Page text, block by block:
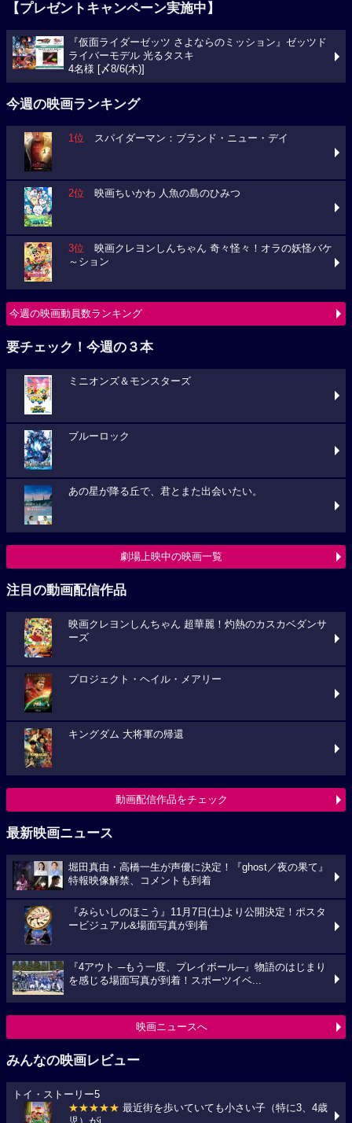
【プレゼントキャンペーン実施中】
『仮面ライダーゼッツ さよならのミッション』ゼッツド
ライバーモデル 光るタスキ
4名様 [〆8/6(木)]
今週の映画ランキング
1位 スパイダーマン：ブランド・ニュー・デイ
2位 映画ちいかわ 人魚の島のひみつ
3位 映画クレヨンしんちゃん 奇々怪々！オラの妖怪バケ
～ション
今週の映画動員数ランキング
要チェック！今週の３本
ミニオンズ＆モンスターズ
ブルーロック
あの星が降る丘で、君とまた出会いたい。
劇場上映中の映画一覧
注目の動画配信作品
映画クレヨンしんちゃん 超華麗！灼熱のカスカベダンサ
ーズ
プロジェクト・ヘイル・メアリー
キングダム 大将軍の帰還
動画配信作品をチェック
最新映画ニュース
堀田真由・高橋一生が声優に決定！『ghost／夜の果て』
特報映像解禁、コメントも到着
『みらいしのほこう』11月7日(土)より公開決定！ポスタ
ービジュアル&場面写真が到着
『4アウト ─もう一度、プレイボール─』物語のはじまり
を感じる場面写真が到着！スポーツイベ...
映画ニュースへ
みんなの映画レビュー
トイ・ストーリー5
★★★★★ 最近街を歩いていても小さい子（特に3、4歳